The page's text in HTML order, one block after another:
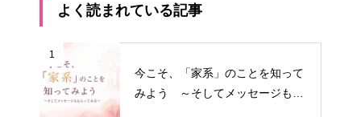
よく読まれている記事
1
今こそ、「家系」のことを知って
みよう ～そしてメッセージもも